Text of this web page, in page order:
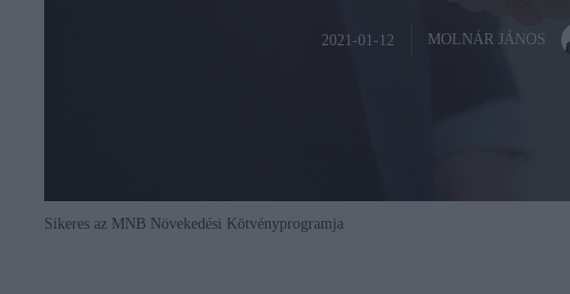
2021-01-12 MOLNÁR JÁNOS
Sikeres az MNB Növekedési Kötvényprogramja